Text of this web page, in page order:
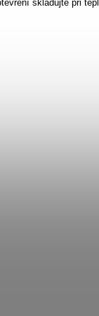
skladujte při